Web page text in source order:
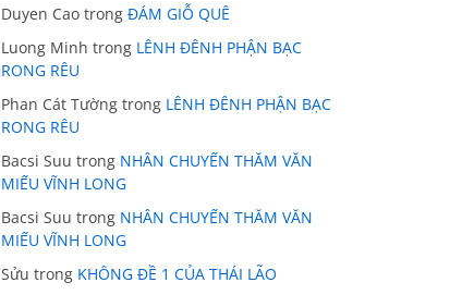
Duyen Cao trong ĐÁM GIỖ QUÊ
Luong Minh trong LÊNH ĐÊNH PHẬN BẠC
RONG RÊU
Phan Cát Tường trong LÊNH ĐÊNH PHẬN BẠC
RONG RÊU
Bacsi Suu trong NHÂN CHUYẾN THĂM VĂN
MIẾU VĨNH LONG
Bacsi Suu trong NHÂN CHUYẾN THĂM VĂN
MIẾU VĨNH LONG
Sửu trong KHÔNG ĐỀ 1 CỦA THÁI LÃO